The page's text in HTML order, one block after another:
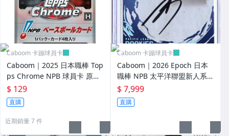
Caboom 卡蹦球員卡
Caboom｜2025 日本職棒 Top
ps Chrome NPB 球員卡 原盒
卡包
$ 129
直購
近期銷量 7 件
Caboom 卡蹦球員卡
Caboom｜2026 Epoch 日本
職棒 NPB 太平洋聯盟新人系列
歐力士猛牛 森 陽樹 超低限量
08/10 直筆 簽名卡
$ 7,999
直購